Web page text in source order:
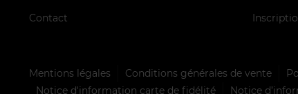
Contact
Mentions légales Conditions générales de vente
Notice d'information carte de fidélité
Notice